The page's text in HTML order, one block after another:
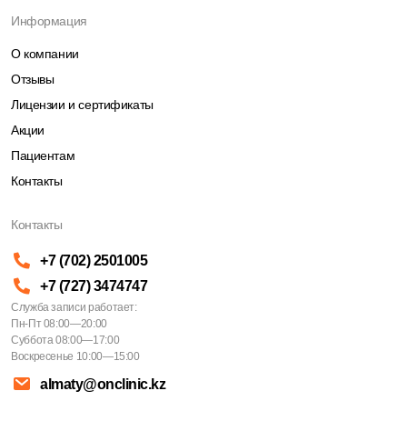
Информация
О компании
Отзывы
Лицензии и сертификаты
Акции
Пациентам
Контакты
Контакты
+7 (702) 2501005
+7 (727) 3474747
Служба записи работает:
Пн-Пт 08:00—20:00
Суббота 08:00—17:00
Воскресенье 10:00—15:00
almaty@onclinic.kz